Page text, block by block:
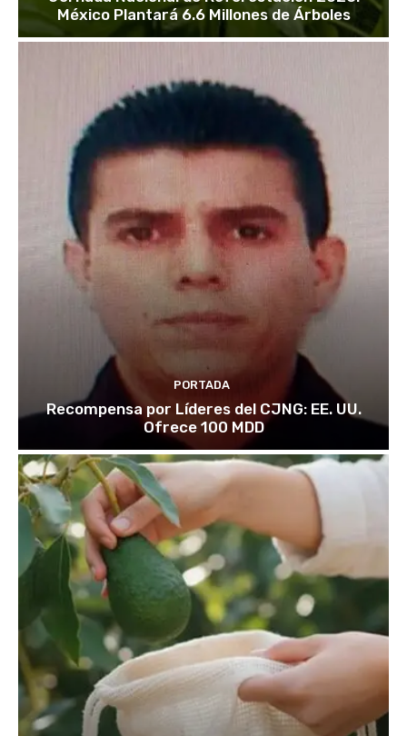
México Plantará 6.6 Millones de Árboles
PORTADA
Recompensa por Líderes del CJNG: EE. UU.
Ofrece 100 MDD